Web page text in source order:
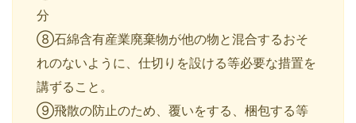
分
⑧石綿含有産業廃棄物が他の物と混合するおそ
れのないように、仕切りを設ける等必要な措置を
講ずること。
⑨飛散の防止のため、覆いをする、梱包する等